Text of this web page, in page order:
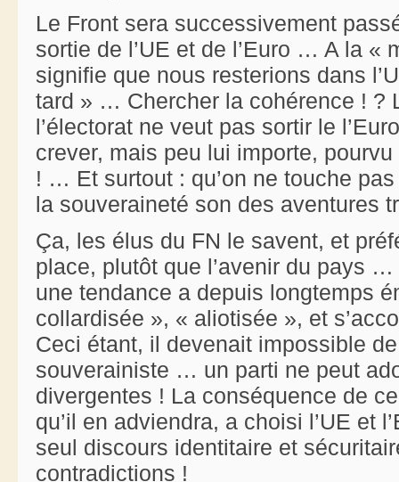
Le Front sera successivement
sortie de l’UE et de l’Euro … A la «
signifie que nous resterions dans
tard » … Chercher la cohérence ! ?
l’électorat ne veut pas sortir le
crever, mais peu lui importe,
! … Et surtout : qu’on ne touche
la souveraineté son des aventures
Ça, les élus du FN le savent, et
place, plutôt que l’avenir du pays
une tendance a depuis longtemps
collardisée », « aliotisée », et
Ceci étant, il devenait impossible
souverainiste … un parti ne peut
divergentes ! La conséquence de
qu’il en adviendra, a choisi l’UE et
seul discours identitaire et
contradictions !